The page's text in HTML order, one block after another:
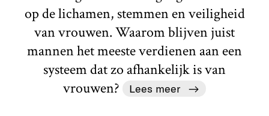
op de lichamen, stemmen en veiligheid
van vrouwen. Waarom blijven juist
mannen het meeste verdienen aan een
systeem dat zo afhankelijk is van
vrouwen?
Lees meer